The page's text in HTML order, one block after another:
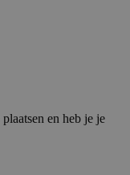
en heb je je